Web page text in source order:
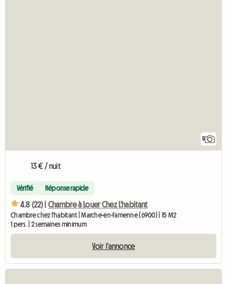
5
13 € / nuit
Vérifié Réponse rapide
4.8 (22) | Chambre à Louer Chez L'habitant
Chambre chez l'habitant | Marche-en-Famenne (6900) | 15 M2
1 pers. | 2 semaines minimum
Voir l'annonce